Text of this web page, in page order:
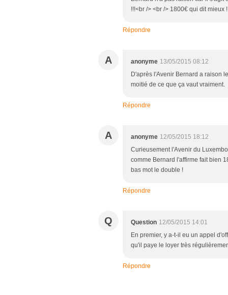
!!!<br /> <br /> 1800€ qui dit mieux !
Répondre
A anonyme 13/05/2015 08:12
D'après l'Avenir Bernard a raison
moitié de ce que ça vaut vraiment.
Répondre
A anonyme 12/05/2015 18:12
Curieusement l'Avenir du
comme Bernard l'affirme fait bien
bas mot le double !
Répondre
Q Question 12/05/2015 14:01
En premier, y a-t-il eu un appel
qu'il paye le loyer très
Répondre